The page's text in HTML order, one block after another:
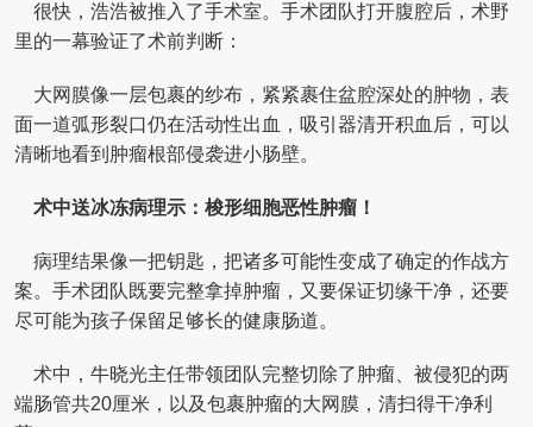
很快，浩浩被推入了手术室。手术团队打开腹腔后，术野
里的一幕验证了术前判断：
大网膜像一层包裹的纱布，紧紧裹住盆腔深处的肿物，表
面一道弧形裂口仍在活动性出血，吸引器清开积血后，可以
清晰地看到肿瘤根部侵袭进小肠壁。
术中送冰冻病理示：梭形细胞恶性肿瘤！
病理结果像一把钥匙，把诸多可能性变成了确定的作战方
案。手术团队既要完整拿掉肿瘤，又要保证切缘干净，还要
尽可能为孩子保留足够长的健康肠道。
术中，牛晓光主任带领团队完整切除了肿瘤、被侵犯的两
端肠管共20厘米，以及包裹肿瘤的大网膜，清扫得干净利